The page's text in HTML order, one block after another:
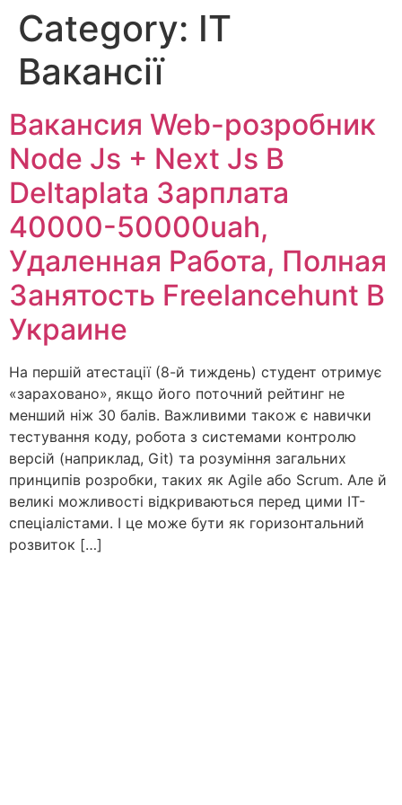
Category: IT
Вакансії
Вакансия Web-розробник
Node Js + Next Js В
Deltaplata Зарплата
40000-50000uah,
Удаленная Работа, Полная
Занятость Freelancehunt В
Украине
На першій атестації (8-й тиждень) студент отримує
«зараховано», якщо його поточний рейтинг не
менший ніж 30 балів. Важливими також є навички
тестування коду, робота з системами контролю
версій (наприклад, Git) та розуміння загальних
принципів розробки, таких як Agile або Scrum. Але й
великі можливості відкриваються перед цими ІТ-
спеціалістами. І це може бути як горизонтальний
розвиток […]